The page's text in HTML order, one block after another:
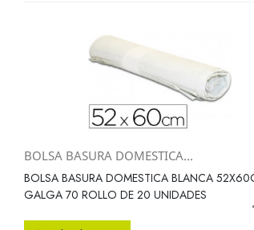
Vista rápida
BOLSA BASURA DOMESTICA...
BOLSA BASURA DOMESTICA BLANCA
GALGA 70 ROLLO DE 20 UNIDADES